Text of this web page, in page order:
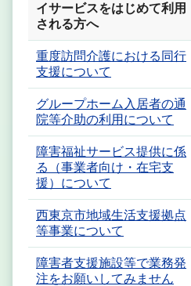
イサービスをはじめて利用
される方へ
重度訪問介護における同行
支援について
グループホーム入居者の通
院等介助の利用について
障害福祉サービス提供に係
る（事業者向け・在宅支
援）について
西東京市地域生活支援拠点
等事業について
障害者支援施設等で業務発
注をお願いしてみません